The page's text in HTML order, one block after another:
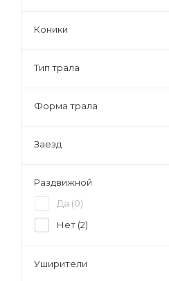
Коники
Тип трала
Форма трала
Заезд
Раздвижной
Да (0)
Нет (2)
Уширители